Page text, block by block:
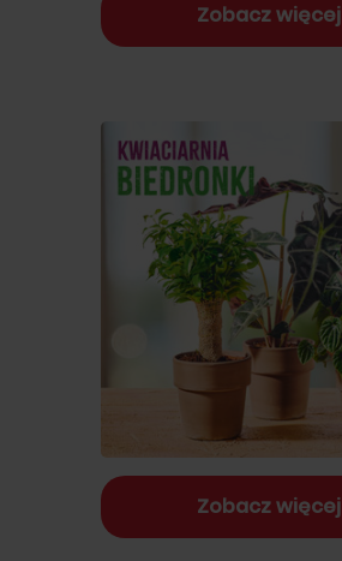
Zobacz więcej
Zobacz więcej